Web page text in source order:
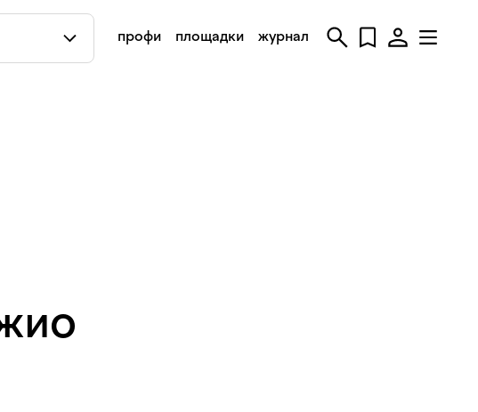
профи площадки журнал